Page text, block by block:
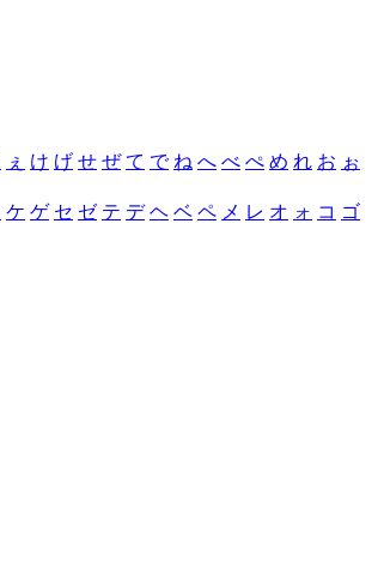
ぇ け げ せ ぜ て で ね へ べ ぺ め れ お ぉ
ケ ゲ セ ゼ テ デ ヘ ベ ペ メ レ オ ォ コ ゴ